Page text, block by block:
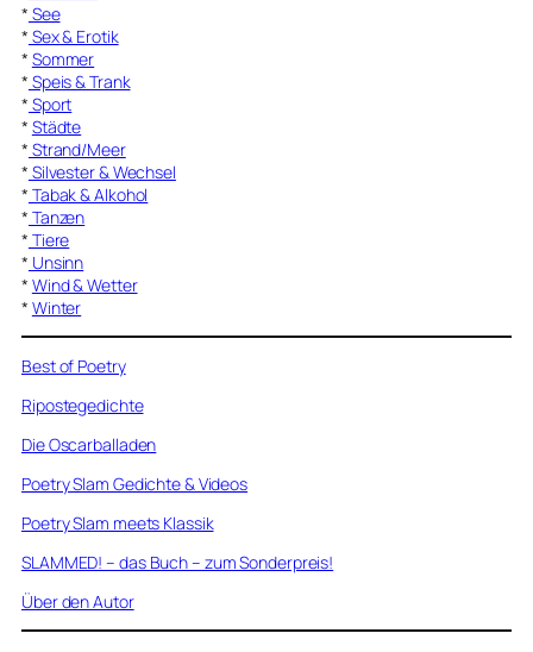
* See
* Sex & Erotik
* Sommer
* Speis & Trank
* Sport
* Städte
* Strand/Meer
* Silvester & Wechsel
* Tabak & Alkohol
* Tanzen
* Tiere
* Unsinn
* Wind & Wetter
* Winter
Best of Poetry
Ripostegedichte
Die Oscarballaden
Poetry Slam Gedichte & Videos
Poetry Slam meets Klassik
SLAMMED! – das Buch – zum Sonderpreis!
Über den Autor